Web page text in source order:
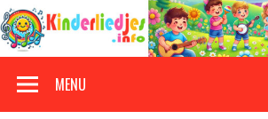
Doorgaan
naar
inhoud
MENU